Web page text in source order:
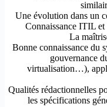
-Bonne connaissance du
gouvernance
virtualisation…),
-Qualités rédactionnelles
les spécifications